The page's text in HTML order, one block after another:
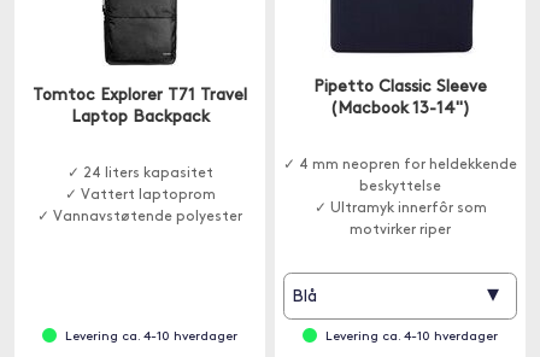
Tomtoc Explorer T71 Travel
Laptop Backpack
✓ 24 liters kapasitet
✓ Vattert laptoprom
✓ Vannavstøtende polyester
Levering ca. 4-10 hverdager
Pipetto Classic Sleeve
(Macbook 13-14")
✓ 4 mm neopren for heldekkende
beskyttelse
✓ Ultramyk innerfôr som
motvirker riper
Blå ▾
Levering ca. 4-10 hverdager